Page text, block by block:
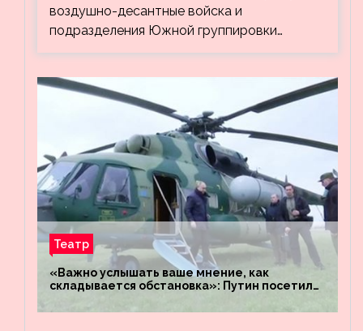
воздушно-десантные войска и
подразделения Южной группировки…
Театр
«Важно услышать ваше мнение, как
складывается обстановка»: Путин посетил
«Восток»